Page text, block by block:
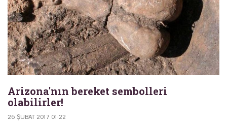
Arizona'nın bereket sembolleri
olabilirler!
26 ŞUBAT 2017 01:22